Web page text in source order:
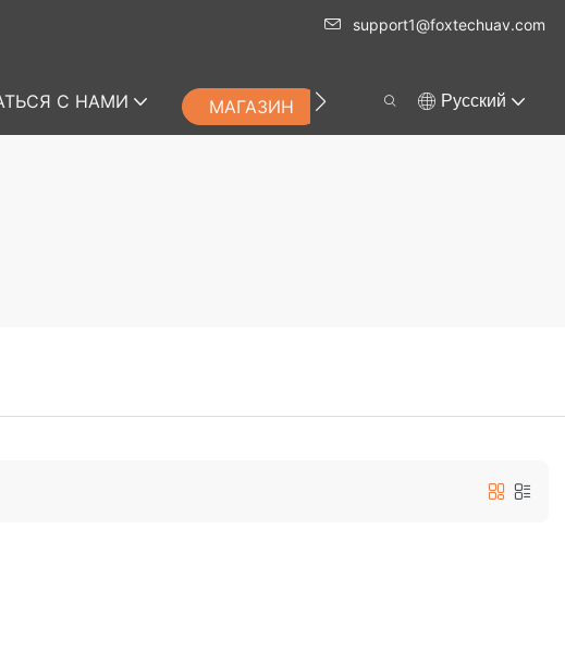
support1@foxtechuav.com
С НАМИ МАГАЗИН Pусский